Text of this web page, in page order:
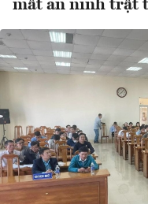
mất an ninh trật